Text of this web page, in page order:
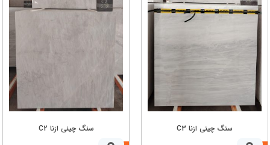
سنگ چینی ازنا C3 سنگ چینی ازنا C2